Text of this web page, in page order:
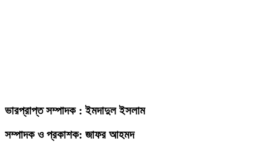
ভারপ্রাপ্ত সম্পাদক : ইমদাদুল ইসলাম
সম্পাদক ও প্রকাশক: জাফর আহমদ